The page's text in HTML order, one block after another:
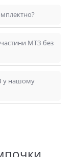
МТЗ без
у нашому